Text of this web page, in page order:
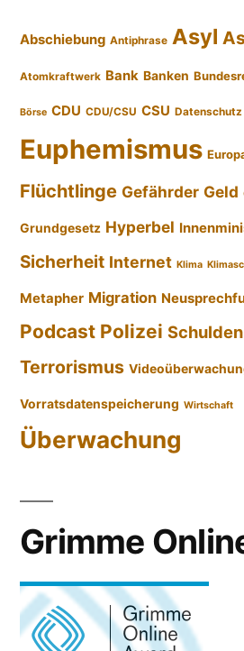
Abschiebung Antiphrase Asyl
Atomkraftwerk Bank Banken
Börse CDU CDU/CSU CSU Datenschutz
Euphemismus
Flüchtlinge Gefährder Geld
Grundgesetz Hyperbel
Sicherheit Internet Klima
Metapher Migration
Podcast Polizei Schulden
Terrorismus
Vorratsdatenspeicherung Wirtschaft
Überwachung
Grimme